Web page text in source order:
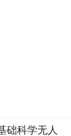
础科学无人